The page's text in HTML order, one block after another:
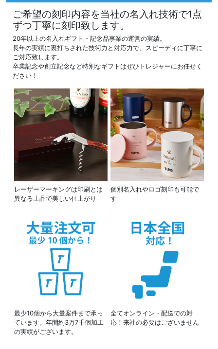
ご希望の刻印内容を当社の名入れ技術で1点
ずつ丁寧に刻印致します。
20年以上の名入れギフト・記念品事業の運営の実績。
長年の実績に裏打ちされた技術力と対応力で、スピーディに丁寧に
ご対応致します。
卒業記念や創立記念など特別なギフトはぜひトレジャーにお任せく
ださい！
レーザーマーキングは印刷とは
異なる上品で美しい仕上がり
個別名入れやロゴ刻印も可能で
す
最少10個から大量案件まで承っ
ています。年間約3万7千個加工
の実績がございます。
全てオンライン・配送での対
応！来社の必要はございません